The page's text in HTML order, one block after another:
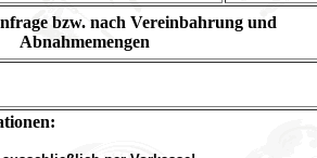
bzw. nach Vereinbahrung und
Abnahmemengen